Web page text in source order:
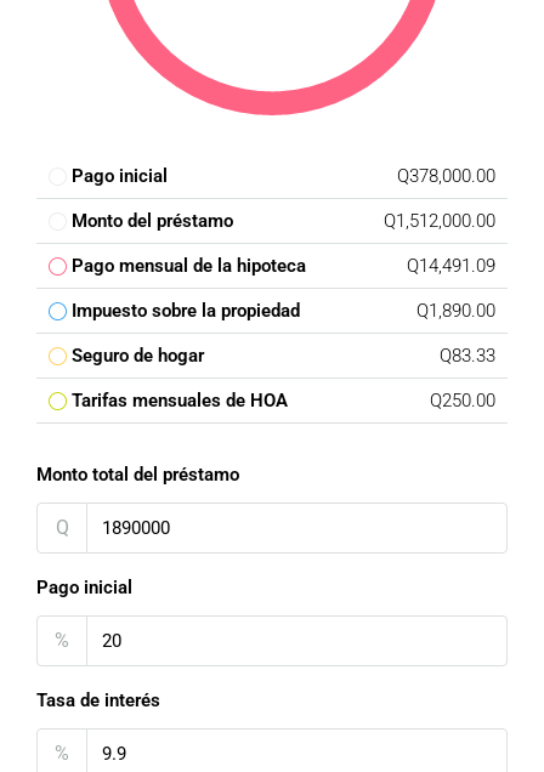
Pago inicial Q378,000.00
Monto del préstamo Q1,512,000.00
Pago mensual de la hipoteca Q14,491.09
Impuesto sobre la propiedad Q1,890.00
Seguro de hogar Q83.33
Tarifas mensuales de HOA Q250.00
Monto total del préstamo
Q
Pago inicial
%
Tasa de interés
%